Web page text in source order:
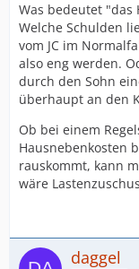
Was bedeutet "das
Welche Schulden
vom JC im
also eng werden.
durch den Sohn
überhaupt an den
Ob bei einem
Hausnebenkosten
rauskommt, kann
wäre
daggel